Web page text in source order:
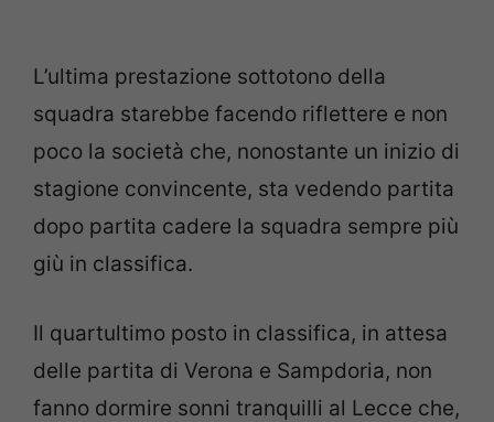
L’ultima prestazione sottotono della
squadra starebbe facendo riflettere e non
poco la società che, nonostante un inizio di
stagione convincente, sta vedendo partita
dopo partita cadere la squadra sempre più
giù in classifica.
Il quartultimo posto in classifica, in attesa
delle partita di Verona e Sampdoria, non
fanno dormire sonni tranquilli al Lecce che,